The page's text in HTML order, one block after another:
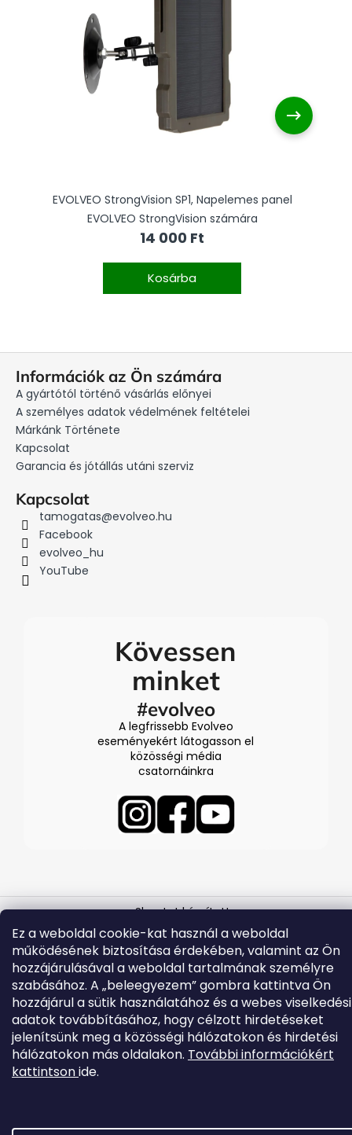
Ez a weboldal cookie-kat használ a weboldal
működésének biztosítása érdekében, valamint az Ön
hozzájárulásával a weboldal tartalmának személyre
szabásához. A „beleegyezem” gombra kattintva Ön
hozzájárul a sütik használatához és a webes viselkedési
adatok továbbításához, hogy célzott hirdetéseket
jelenítsünk meg a közösségi hálózatokon és hirdetési
hálózatokon más oldalakon. További információkért
kattintsonide.
EVOLVEO StrongVision SP1, Napelemes panel
EVOLVEO StrongVision számára
14 000 Ft
Kosárba
Információk az Ön számára
A gyártótól történő vásárlás előnyei
A személyes adatok védelmének feltételei
Márkánk Története
Kapcsolat
Garancia és jótállás utáni szerviz
Kapcsolat
tamogatas@evolveo.hu
Facebook
evolveo_hu
YouTube
Kövessen
minket
#evolveo
A legfrissebb Evolveo
eseményekért látogasson el
közösségi média
csatornáinkra
Shoptet készítette
Copyright 2026EVOLVEO.hu. Minden jog fenntartva.